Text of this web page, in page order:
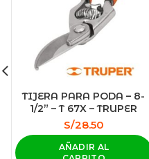
TIJERA PARA PODA – 8-
1/2” – T 67X – TRUPER
S/28.50
AÑADIR AL